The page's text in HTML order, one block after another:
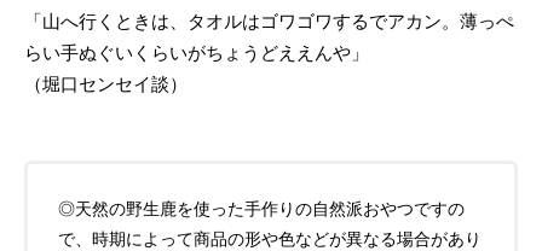
「山へ行くときは、タオルはゴワゴワするでアカン。薄っぺ
らい手ぬぐいくらいがちょうどええんや」
（堀口センセイ談）
◎天然の野生鹿を使った手作りの自然派おやつですの
で、時期によって商品の形や色などが異なる場合があり